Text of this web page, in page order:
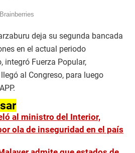
deja su segunda bancada
en el actual periodo
integró Fuerza Popular,
al Congreso, para luego
al ministro del Interior,
ola de inseguridad en el país